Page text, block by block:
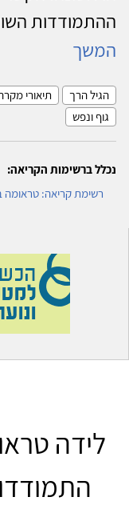
ההתמודדות
המשך
הגיל הרך תיאורי
גוף ונפש
נכלל ברשימות הקריאה:
רשימת קריאה: טראומה
לידה